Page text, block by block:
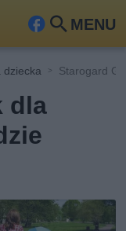
MENU
Fa
ook
Szu
kaj
dziecka Starogard
dla